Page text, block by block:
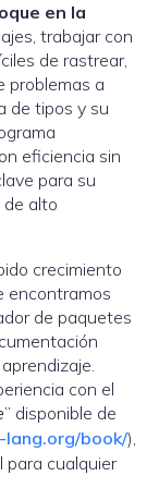
en la
trabajar con
de rastrear,
problemas a
de tipos y su
eficiencia sin
para su
alto
crecimiento
encontramos
de paquetes
con el
” disponible de
book/),
para cualquier